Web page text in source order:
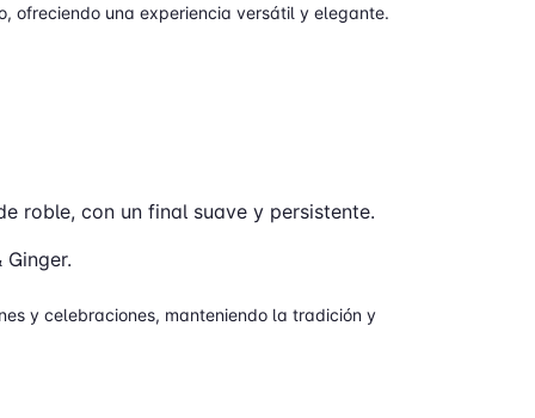
ofreciendo una experiencia versátil y elegante.
roble, con un final suave y persistente.
y celebraciones, manteniendo la tradición y